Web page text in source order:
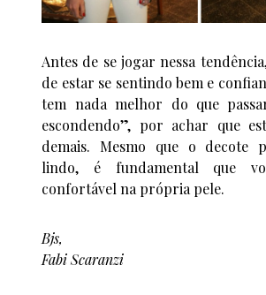
Antes de se jogar nessa
de estar se sentindo bem e
tem nada melhor do que
escondendo”, por achar que
demais. Mesmo que o decote
lindo, é fundamental que
confortável na própria pele.
Bjs,
Fabi Scaranzi